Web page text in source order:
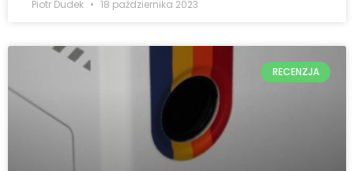
Piotr Dudek 18 października 2023
RECENZJA